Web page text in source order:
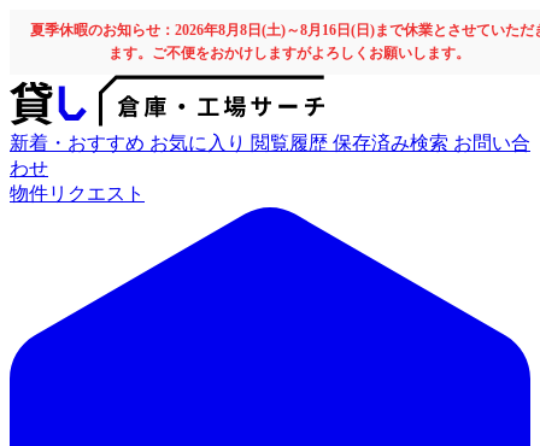
夏季休暇のお知らせ：2026年8月8日(土)～8月16日(日)まで休業とさせていただ
ます。ご不便をおかけしますがよろしくお願いします。
新着・おすすめ お気に入り 閲覧履歴 保存済み検索 お問い合
わせ
物件リクエスト